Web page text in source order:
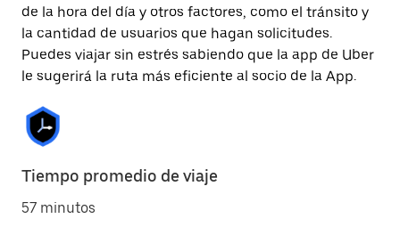
de la hora del día y otros factores, como el tránsito y
la cantidad de usuarios que hagan solicitudes.
Puedes viajar sin estrés sabiendo que la app de Uber
le sugerirá la ruta más eficiente al socio de la App.
Tiempo promedio de viaje
57 minutos